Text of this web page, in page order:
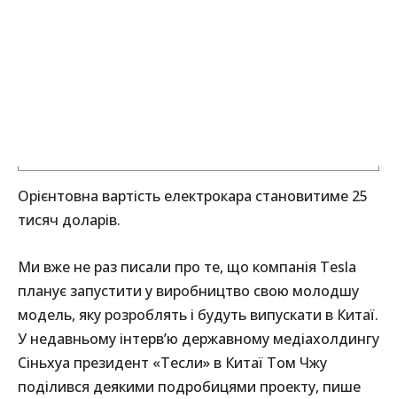
Орієнтовна вартість електрокара становитиме 25
тисяч доларів.
Ми вже не раз писали про те, що компанія Tesla
планує запустити у виробництво свою молодшу
модель, яку розроблять і будуть випускати в Китаї.
У недавньому інтерв’ю державному медіахолдингу
Сіньхуа президент «Тесли» в Китаї Том Чжу
поділився деякими подробицями проекту, пише